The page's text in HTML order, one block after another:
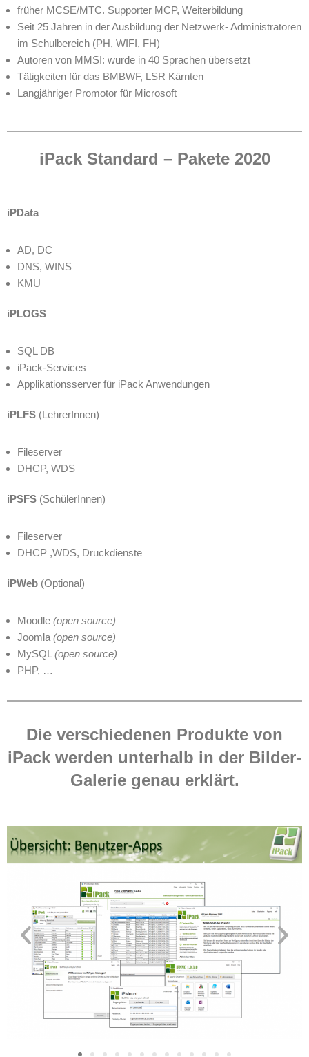
früher MCSE/MTC. Supporter MCP, Weiterbildung
Seit 25 Jahren in der Ausbildung der Netzwerk- Administratoren
im Schulbereich (PH, WIFI, FH)
Autoren von MMSI: wurde in 40 Sprachen übersetzt
Tätigkeiten für das BMBWF, LSR Kärnten
Langjähriger Promotor für Microsoft
iPack Standard – Pakete 2020
iPData
AD, DC
DNS, WINS
KMU
iPLOGS
SQL DB
iPack-Services
Applikationsserver für iPack Anwendungen
iPLFS (LehrerInnen)
Fileserver
DHCP, WDS
iPSFS (SchülerInnen)
Fileserver
DHCP ,WDS, Druckdienste
iPWeb (Optional)
Moodle (open source)
Joomla (open source)
MySQL (open source)
PHP, …
Die verschiedenen Produkte von
iPack werden unterhalb in der Bilder-
Galerie genau erklärt.